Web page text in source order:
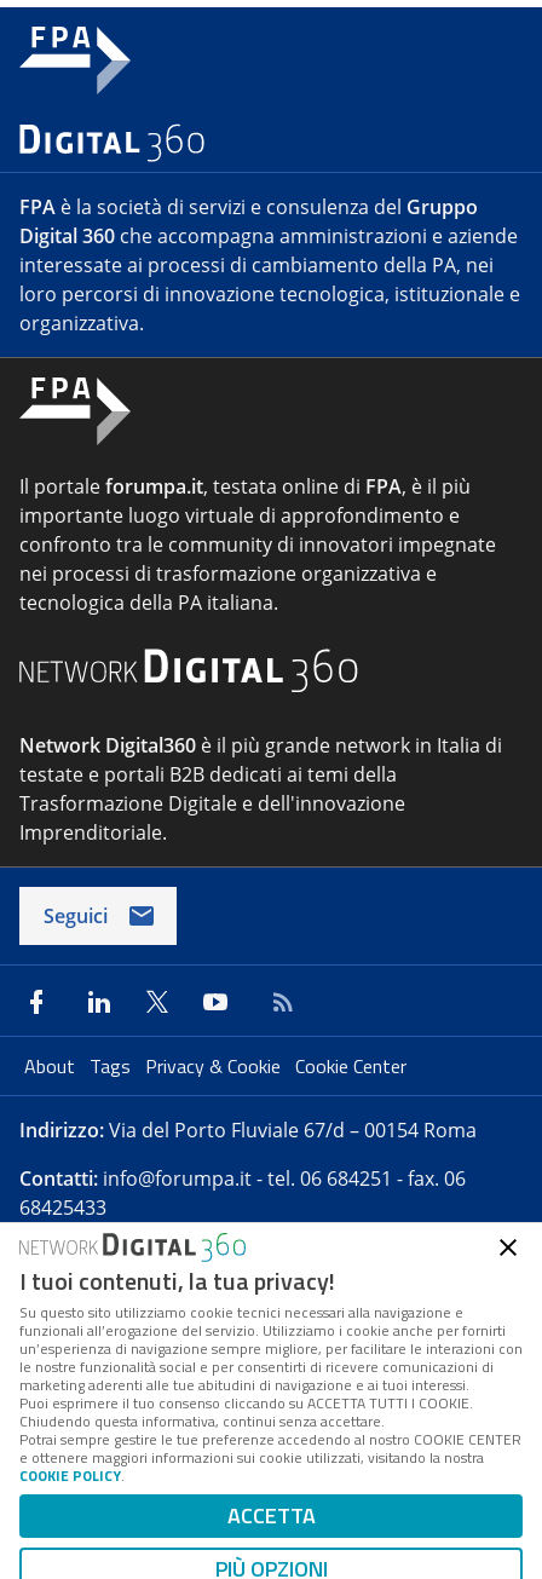
FPA è la società di servizi e consulenza del Gruppo
Digital 360 che accompagna amministrazioni e aziende
interessate ai processi di cambiamento della PA, nei
loro percorsi di innovazione tecnologica, istituzionale e
organizzativa.
Il portaleforumpa.it, testata online di FPA, è il più
importante luogo virtuale di approfondimento e
confronto tra le community di innovatori impegnate
nei processi di trasformazione organizzativa e
tecnologica della PA italiana.
Network Digital360 è il più grande network in Italia di
testate e portali B2B dedicati ai temi della
Trasformazione Digitale e dell'innovazione
Imprenditoriale.
Seguici
About Tags Privacy & Cookie Cookie Center
Indirizzo:Via del Porto Fluviale 67/d – 00154 Roma
Contatti: info@forumpa.it- tel. 06 684251 - fax. 06
68425433
Forumpa.itè una pubblicazione telematica iscritta
presso Registro della stampa del Tribunale di Roma -
Reg. n. 182 del 2 maggio 2008 - Direttore resp. Michela
Stentella
FPA s.r.l. è società soggetta a Direzione e
Coordinamento da parte di Digital360 S.p.A. - FPA s.r.l.
è un'azienda certificata per il sistema di management
Codice Fiscale/Partita IVA n. 10693191008 - R.E.A. Roma
n. 1249791. ISP AWS
Mappa del sito
I tuoi contenuti, la tua privacy!
Su questo sito utilizziamo cookie tecnici necessari alla navigazione e
funzionali all’erogazione del servizio. Utilizziamo i cookie anche per fornirti
un’esperienza di navigazione sempre migliore, per facilitare le interazioni con
le nostre funzionalità social e per consentirti di ricevere comunicazioni di
marketing aderenti alle tue abitudini di navigazione e ai tuoi interessi.
Puoi esprimere il tuo consenso cliccando su ACCETTA TUTTI I COOKIE.
Chiudendo questa informativa, continui senza accettare.
Potrai sempre gestire le tue preferenze accedendo al nostro COOKIE CENTER
e ottenere maggiori informazioni sui cookie utilizzati, visitando la nostra
COOKIE POLICY.
ACCETTA
PIÙ OPZIONI